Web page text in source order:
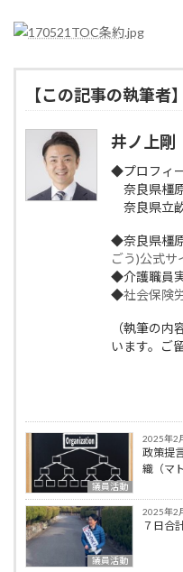
【この記事の執筆者】
井ノ上剛
◆プロフィ
奈良県橿
奈良県立
◆奈良県橿
ごう)公式サ
◆介護職員
◆社会保険
（執筆の
います。ご
議員活動
2025年2
政策提
織（マ
議員活動
2025年2
７日合